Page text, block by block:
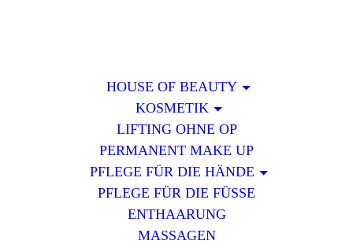
HOUSE OF BEAUTY
KOSMETIK
LIFTING OHNE OP
PERMANENT MAKE UP
PFLEGE FÜR DIE HÄNDE
PFLEGE FÜR DIE FÜSSE
ENTHAARUNG
MASSAGEN